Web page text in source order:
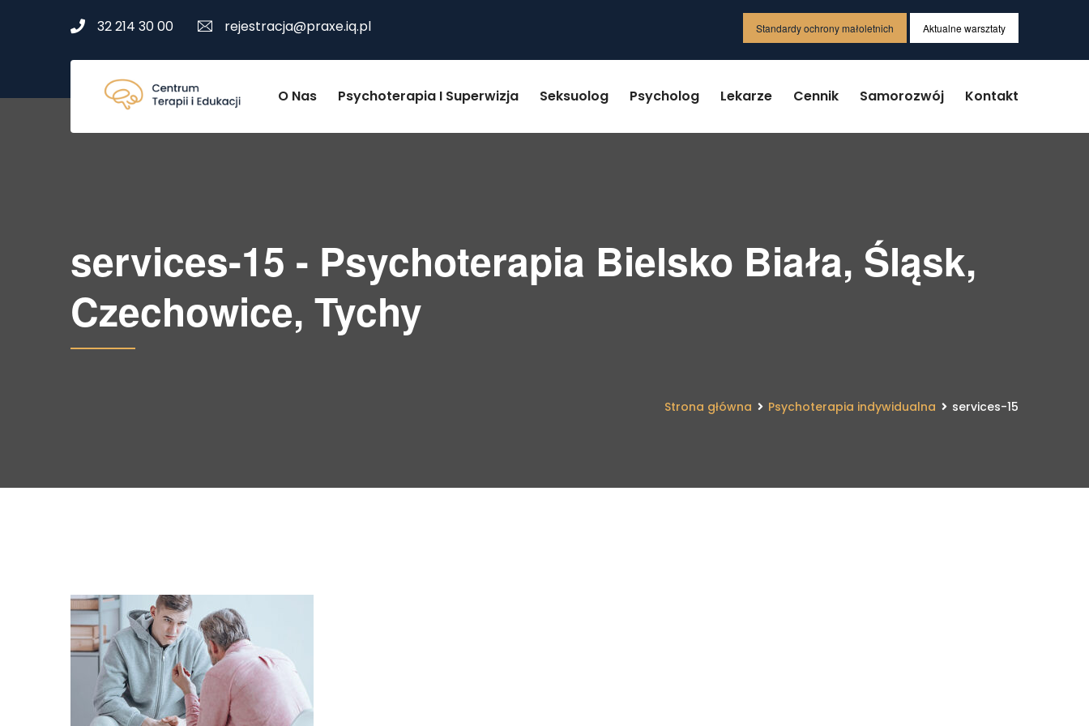
32 214 30 00 rejestracja@praxe.iq.pl Standardy ochrony małoletnich Aktualne warsztaty
O Nas Psychoterapia I Superwizja Seksuolog Psycholog Lekarze Cennik Samorozwój Kontakt
services-15 - Psychoterapia Bielsko Biała, Śląsk,
Czechowice, Tychy
Strona główna Psychoterapia indywidualna services-15